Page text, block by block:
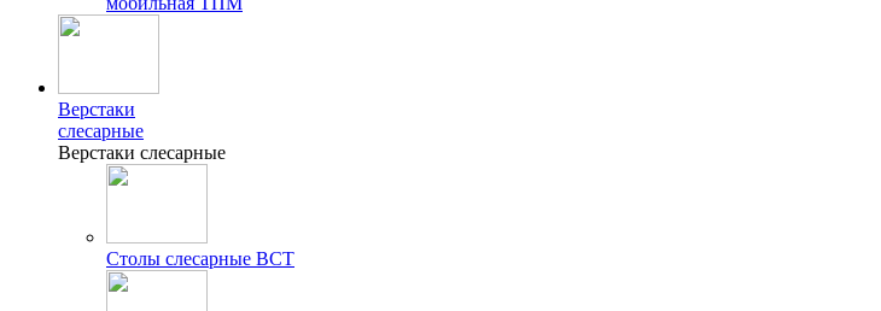
Верстаки
слесарные
Верстаки слесарные
Столы слесарные ВСТ